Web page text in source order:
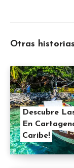
Otras historias
Descubre
En
Caribe!